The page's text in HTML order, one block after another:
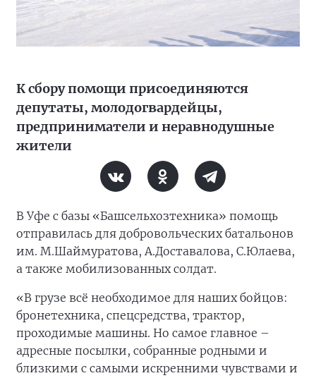
К сбору помощи присоединяются
депутаты, молодогвардейцы,
предприниматели и неравнодушные
жители
В Уфе с базы «Башсельхозтехника» помощь
отправилась для добровольческих батальонов
им. М.Шаймуратова, А.Доставалова, С.Юлаева,
а также мобилизованных солдат.
«В грузе всё необходимое для наших бойцов:
бронетехника, спецсредства, трактор,
проходимые машины. Но самое главное –
адресные посылки, собранные родными и
близкими с самыми искренними чувствами и